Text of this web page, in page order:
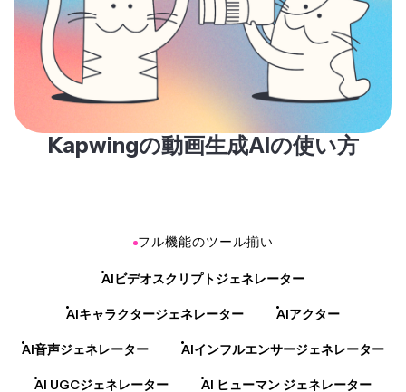
Kapwingの動画生成AIの使い方
フル機能のツール揃い
AIビデオスクリプトジェネレーター
AIキャラクタージェネレーター AIアクター
AI音声ジェネレーター AIインフルエンサージェネレーター
AI UGCジェネレーター AI ヒューマン ジェネレーター